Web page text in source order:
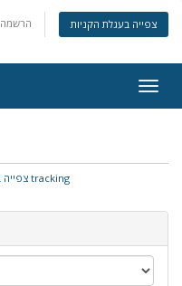
הרשמה צפייה בעגלת הקניות
צפייה במאמרים שסומנו tracking